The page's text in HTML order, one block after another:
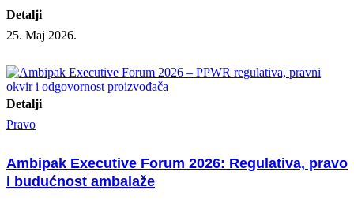
Detalji
25. Maj 2026.
Detalji
Pravo
Ambipak Executive Forum 2026: Regulativa, pravo
i budućnost ambalaže